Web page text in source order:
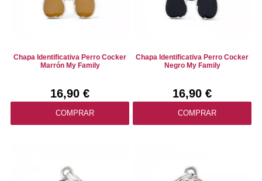
Chapa Identificativa Perro Cocker
Marrón My Family
16,90 €
COMPRAR
Chapa Identificativa Perro Cocker
Negro My Family
16,90 €
COMPRAR